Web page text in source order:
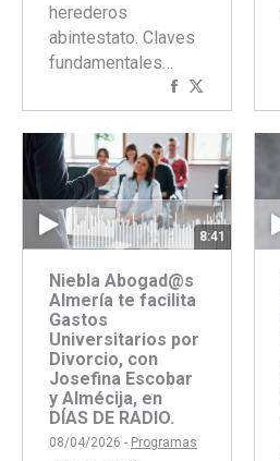
herederos
abintestato. Claves
fundamentales…
Compartir
con
Facebook
con
Twitter
8:41
Niebla Abogad@s
Almería te facilita
Gastos
Universitarios por
Divorcio, con
Josefina Escobar
y Almécija, en
DÍAS DE RADIO.
08/04/2026 - Programas